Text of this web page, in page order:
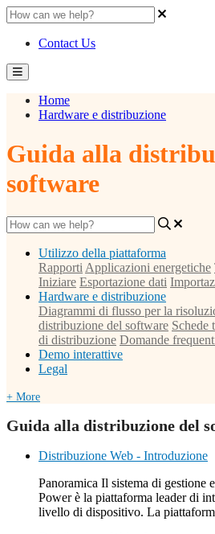
Contact Us
Home
Hardware e distribuzione
Guida alla
software
Utilizzo della piattaforma
Rapporti Applicazioni energetiche
Iniziare Esportazione dati
Hardware e distribuzione
Diagrammi di flusso per la
distribuzione del software Schede
di distribuzione Domande
Demo interattive
Legal
+ More
Guida alla distribuzione del
Distribuzione Web - Introduzione
Panoramica Il sistema di gestione
Power è la piattaforma leader di
livello di dispositivo. La